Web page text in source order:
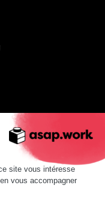
site vous intéresse
vous accompagner